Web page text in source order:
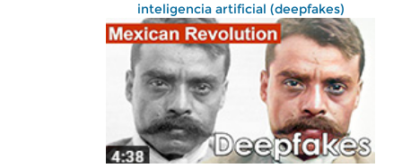
inteligencia artificial (deepfakes)